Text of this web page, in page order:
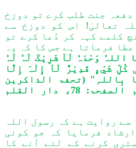
جنت طلب کرے تو دوزخ
تعالیٰ! اس کو دوزخ سے
کلمے کہہ کر دُعا کرے تو
فرماتا ہے جس کا کہ وہ
اللہُ وَحْدَہٗ لَآ شَرِیْکَ لَہٗ لَہُ
کُلِّ شَيْءٍ قَدِیْرٌ لَآ إِلٰہَ إِلَّا
بِاللہِ"(تحفۃ الذاکرین
بعدۃ الحصن الحصين، رقم الصفحۃ: 78، دار القلم
روایت ہے کہ رسول اللہ
فرمایا کہ جو کوئی
کرنے کے لئے آنے کا